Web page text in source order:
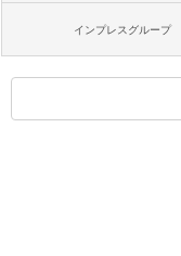
インプレスグループ